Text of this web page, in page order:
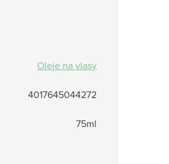
Oleje na vlasy
4017645044272
75ml